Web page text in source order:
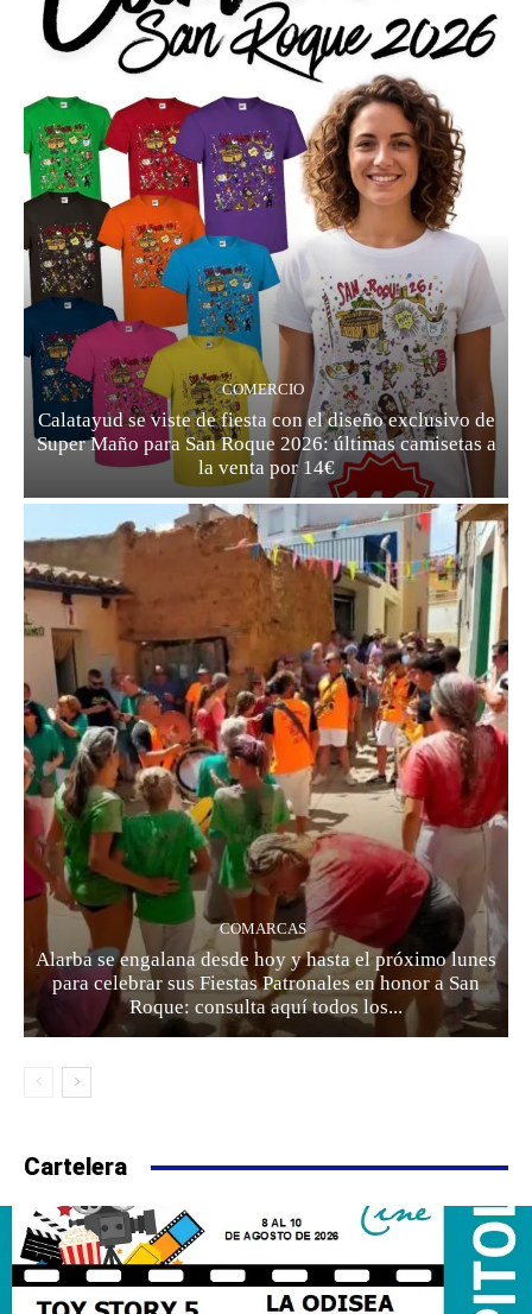
COMERCIO
Calatayud se viste de fiesta con el diseño exclusivo de
Super Maño para San Roque 2026: últimas camisetas a
la venta por 14€
COMARCAS
Alarba se engalana desde hoy y hasta el próximo lunes
para celebrar sus Fiestas Patronales en honor a San
Roque: consulta aquí todos los...
Cartelera